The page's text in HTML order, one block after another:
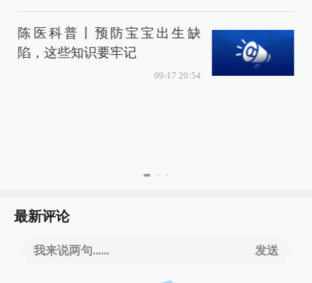
陈医科普丨预防宝宝出生缺
陷，这些知识要牢记
09-17 20:54
最新评论
我来说两句...... 发送